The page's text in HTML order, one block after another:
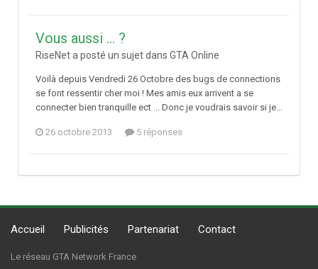
Vous aussi ... ?
RiseNet a posté un sujet dans GTA Online
Voilà depuis Vendredi 26 Octobre des bugs de connections
se font ressentir cher moi ! Mes amis eux arrivent a se
connecter bien tranquille ect ... Donc je voudrais savoir si je...
26 octobre 2013 5 réponses
Accueil Publicités Partenariat Contact
Le réseau GTA Network France